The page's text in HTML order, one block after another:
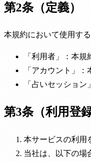
第2条（定義）
本規約において使用す
「利用者」：本
「アカウント」
「占いセッショ
第3条（利用登録
本サービスの利用
当社は、以下の場